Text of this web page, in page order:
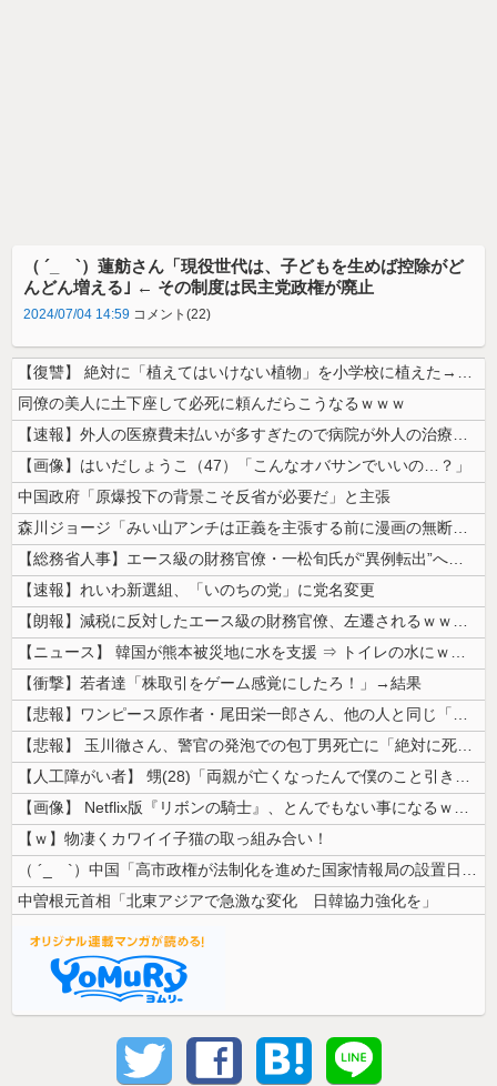
（ ´_ゝ`）蓮舫さん「現役世代は、子どもを生めば控除がど
んどん増える｣ ← その制度は民主党政権が廃止
2024/07/04 14:59 コメント(22)
【復讐】 絶対に「植えてはいけない植物」を小学校に植えた→20年経って...
同僚の美人に土下座して必死に頼んだらこうなるｗｗｗ
【速報】外人の医療費未払いが多すぎたので病院が外人の治療を断るようにな...
【画像】はいだしょうこ（47）「こんなオバサンでいいの…？」
中国政府「原爆投下の背景こそ反省が必要だ」と主張
森川ジョージ「みい山アンチは正義を主張する前に漫画の無断転載をやめろよ...
【総務省人事】エース級の財務官僚・一松旬氏が“異例転出”へ 官邸幹部「...
【速報】れいわ新選組、「いのちの党」に党名変更
【朗報】減税に反対したエース級の財務官僚、左遷されるｗｗｗｗｗｗ
【ニュース】 韓国が熊本被災地に水を支援 ⇒ トイレの水にｗｗｗｗｗｗ...
【衝撃】若者達「株取引をゲーム感覚にしたろ！」→結果
【悲報】ワンピース原作者・尾田栄一郎さん、他の人と同じ「漫画家」という...
【悲報】 玉川徹さん、警官の発泡での包丁男死亡に「絶対に死刑にならない...
【人工障がい者】 甥(28)「両親が亡くなったんで僕のこと引き取ってほ...
【画像】 Netflix版『リボンの騎士』、とんでもない事になるｗｗｗ...
【ｗ】物凄くカワイイ子猫の取っ組み合い！
（ ´_ゝ`）中国「高市政権が法制化を進めた国家情報局の設置日が7月3...
中曽根元首相「北東アジアで急激な変化 日韓協力強化を」